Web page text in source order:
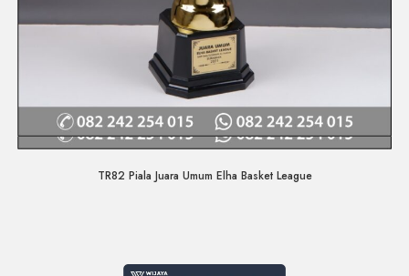
Quick View
TR82 Piala Juara Umum Elha Basket League